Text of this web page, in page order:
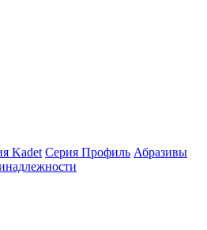
Kadet Серия Профиль Абразивы